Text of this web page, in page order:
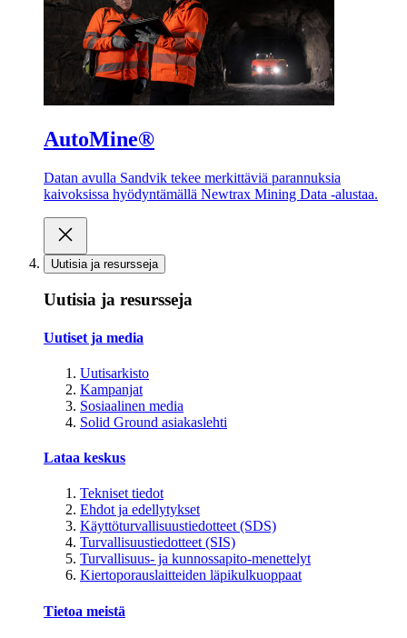
AutoMine®
Datan avulla Sandvik tekee merkittäviä parannuksia
kaivoksissa hyödyntämällä Newtrax Mining Data -alustaa.
Uutisia ja resursseja
Uutisia ja resursseja
Uutiset ja media
Uutisarkisto
Kampanjat
Sosiaalinen media
Solid Ground asiakaslehti
Lataa keskus
Tekniset tiedot
Ehdot ja edellytykset
Käyttöturvallisuustiedotteet (SDS)
Turvallisuustiedotteet (SIS)
Turvallisuus- ja kunnossapito-menettelyt
Kiertoporauslaitteiden läpikulkuoppaat
Tietoa meistä